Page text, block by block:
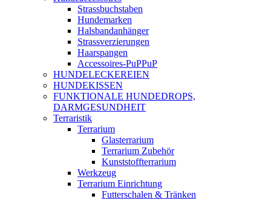
Strassbuchstaben
Hundemarken
Halsbandanhänger
Strassverzierungen
Haarspangen
Accessoires-PuPPuP
HUNDELECKEREIEN
HUNDEKISSEN
FUNKTIONALE HUNDEDROPS,
DARMGESUNDHEIT
Terraristik
Terrarium
Glasterrarium
Terrarium Zubehör
Kunststoffterrarium
Werkzeug
Terrarium Einrichtung
Futterschalen & Tränken